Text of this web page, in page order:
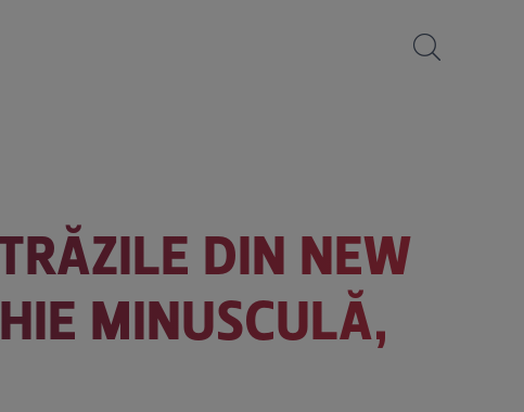
DIN NEW
MINUSCULĂ,